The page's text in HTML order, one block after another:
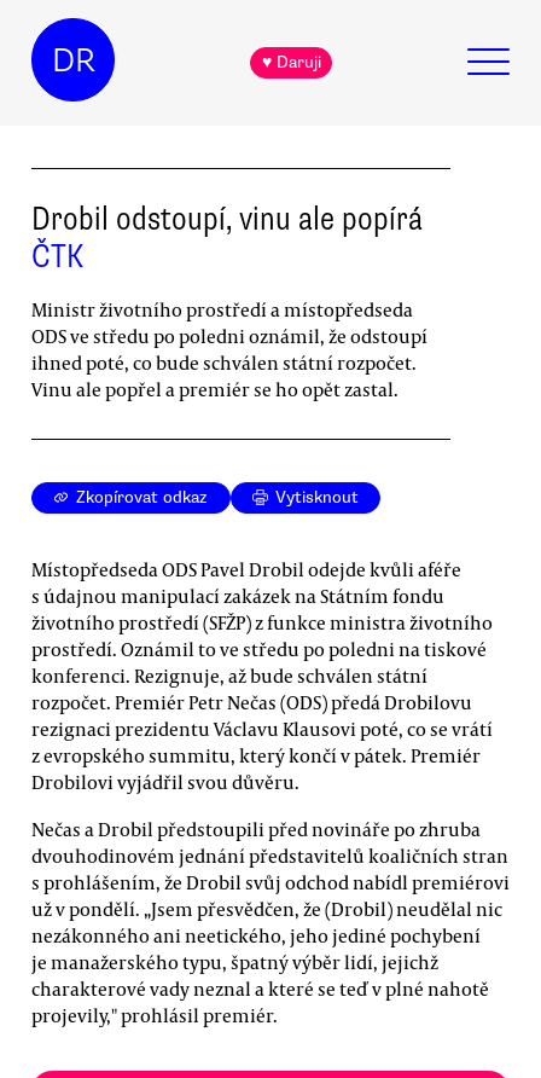
DR ♥ Daruji
Drobil odstoupí, vinu ale popírá
ČTK
Ministr životního prostředí a místopředseda
ODS ve středu po poledni oznámil, že odstoupí
ihned poté, co bude schválen státní rozpočet.
Vinu ale popřel a premiér se ho opět zastal.
Zkopírovat odkaz Vytisknout
Místopředseda ODS Pavel Drobil odejde kvůli aféře
s údajnou manipulací zakázek na Státním fondu
životního prostředí (SFŽP) z funkce ministra životního
prostředí. Oznámil to ve středu po poledni na tiskové
konferenci. Rezignuje, až bude schválen státní
rozpočet. Premiér Petr Nečas (ODS) předá Drobilovu
rezignaci prezidentu Václavu Klausovi poté, co se vrátí
z evropského summitu, který končí v pátek. Premiér
Drobilovi vyjádřil svou důvěru.
Nečas a Drobil předstoupili před novináře po zhruba
dvouhodinovém jednání představitelů koaličních stran
s prohlášením, že Drobil svůj odchod nabídl premiérovi
už v pondělí. „Jsem přesvědčen, že (Drobil) neudělal nic
nezákonného ani neetického, jeho jediné pochybení
je manažerského typu, špatný výběr lidí, jejichž
charakterové vady neznal a které se teď v plné nahotě
projevily," prohlásil premiér.